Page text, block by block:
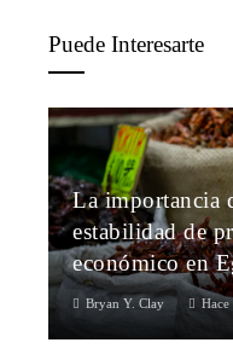
Puede Interesarte
La importancia
estabilidad de
económico en
Bryan Y. Clay Hace